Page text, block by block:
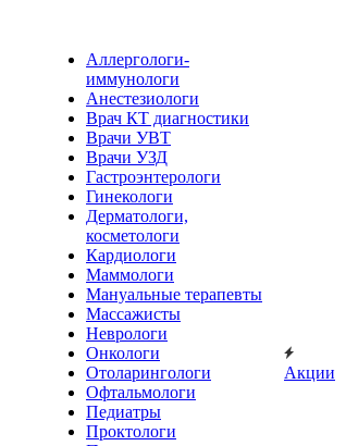
Аллергологи-
иммунологи
Анестезиологи
Врач КТ диагностики
Врачи УВТ
Врачи УЗД
Гастроэнтерологи
Гинекологи
Дерматологи,
косметологи
Кардиологи
Маммологи
Мануальные терапевты
Массажисты
Неврологи
Онкологи
Отоларингологи
Офтальмологи
Педиатры
Проктологи
Акции